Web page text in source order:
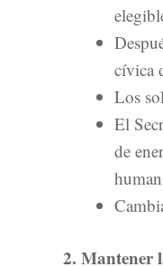
cívica
Los
El
de
2. Mantener